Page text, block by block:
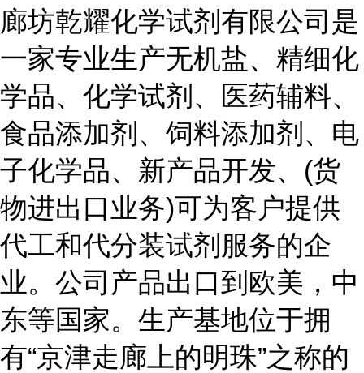
廊坊乾耀化学试剂有限公司是
一家专业生产无机盐、精细化
学品、化学试剂、医药辅料、
食品添加剂、饲料添加剂、电
子化学品、新产品开发、(货
物进出口业务)可为客户提供
代工和代分装试剂服务的企
业。公司产品出口到欧美，中
东等国家。生产基地位于拥
有“京津走廊上的明珠”之称的